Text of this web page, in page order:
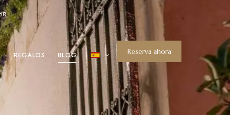
REGALOS BLOG Reserva ahora